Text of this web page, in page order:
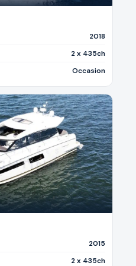
2018
2 x 435ch
Occasion
2015
2 x 435ch